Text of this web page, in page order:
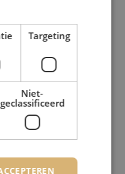
Targeting
Niet-
geclassificeerd